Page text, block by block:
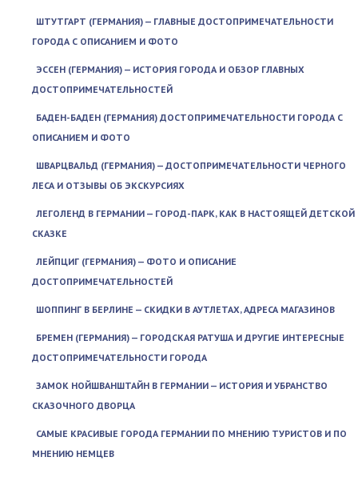
ШТУТГАРТ (ГЕРМАНИЯ) — ГЛАВНЫЕ ДОСТОПРИМЕЧАТЕЛЬНОСТИ
ГОРОДА С ОПИСАНИЕМ И ФОТО
ЭССЕН (ГЕРМАНИЯ) — ИСТОРИЯ ГОРОДА И ОБЗОР ГЛАВНЫХ
ДОСТОПРИМЕЧАТЕЛЬНОСТЕЙ
БАДЕН-БАДЕН (ГЕРМАНИЯ) ДОСТОПРИМЕЧАТЕЛЬНОСТИ ГОРОДА С
ОПИСАНИЕМ И ФОТО
ШВАРЦВАЛЬД (ГЕРМАНИЯ) — ДОСТОПРИМЕЧАТЕЛЬНОСТИ ЧЕРНОГО
ЛЕСА И ОТЗЫВЫ ОБ ЭКСКУРСИЯХ
ЛЕГОЛЕНД В ГЕРМАНИИ — ГОРОД-ПАРК, КАК В НАСТОЯЩЕЙ ДЕТСКОЙ
СКАЗКЕ
ЛЕЙПЦИГ (ГЕРМАНИЯ) — ФОТО И ОПИСАНИЕ
ДОСТОПРИМЕЧАТЕЛЬНОСТЕЙ
ШОППИНГ В БЕРЛИНЕ — СКИДКИ В АУТЛЕТАХ, АДРЕСА МАГАЗИНОВ
БРЕМЕН (ГЕРМАНИЯ) — ГОРОДСКАЯ РАТУША И ДРУГИЕ ИНТЕРЕСНЫЕ
ДОСТОПРИМЕЧАТЕЛЬНОСТИ ГОРОДА
ЗАМОК НОЙШВАНШТАЙН В ГЕРМАНИИ — ИСТОРИЯ И УБРАНСТВО
СКАЗОЧНОГО ДВОРЦА
САМЫЕ КРАСИВЫЕ ГОРОДА ГЕРМАНИИ ПО МНЕНИЮ ТУРИСТОВ И ПО
МНЕНИЮ НЕМЦЕВ